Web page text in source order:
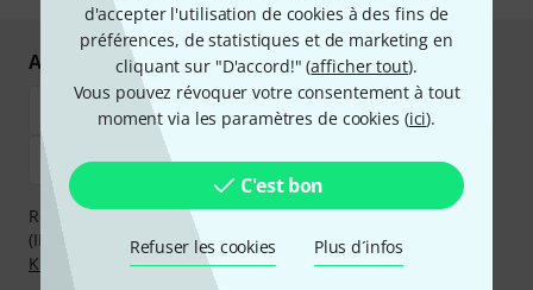
d'accepter l'utilisation de cookies à des fins de
préférences, de statistiques et de marketing en
cliquant sur "D'accord!" (afficher tout).
Vous pouvez révoquer votre consentement à tout
moment via les paramètres de cookies (ici).
C'est bon
Refuser les cookies Plus d´infos
Achetez et payez en toute sécurité
Réglez de manière sûre et sécurisée par Virement
(IBAN/BIC), PayPal, Amazon Pay,
Klarna Payer Maintenant
Klarna Payer en 3 foisou Carte de crédit.